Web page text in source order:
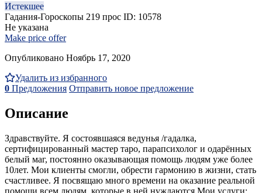
Истекшее
Гадания-Гороскопы 219 прос ID: 10578
Не указана
Make price offer
Опубликовано Ноябрь 17, 2020
Удалить из избранного
0 Предложения Отправить новое предложение
Описание
Здравствуйте. Я состоявшаяся ведунья /гадалка,
сертифицированный мастер таро, парапсихолог и одарённых
белый маг, постоянно оказывающая помощь людям уже более
10лет. Мои клиенты смогли, обрести гармонию в жизни, стать
счастливее. Я посвящаю много времени на оказание реальной
помощи всем людям, которые в ней нуждаются Мои услуги: